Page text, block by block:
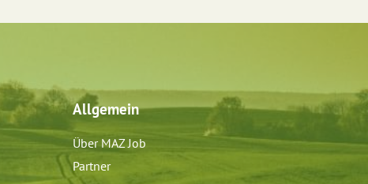
Allgemein
Über MAZ Job
Partner